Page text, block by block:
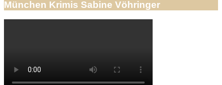
München Krimis Sabine Vöhringer